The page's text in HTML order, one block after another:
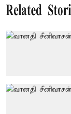
Related